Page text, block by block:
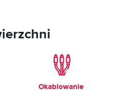
Okablowanie